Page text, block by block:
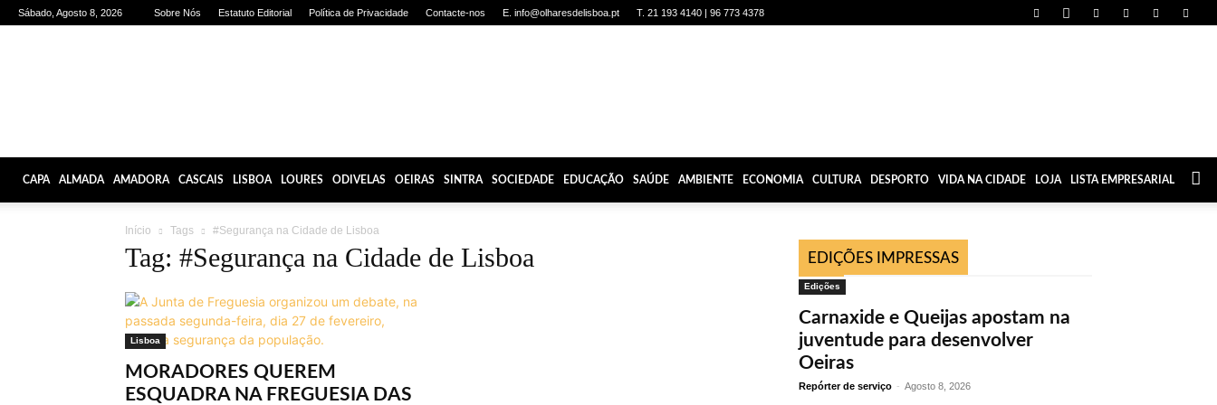
Sábado, Agosto 8, 2026 Sobre Nós Estatuto Editorial Política de Privacidade Contacte-nos E. info@olharesdelisboa.pt T. 21 193 4140 | 96 773 4378
CAPA ALMADA AMADORA CASCAIS LISBOA LOURES ODIVELAS OEIRAS SINTRA SOCIEDADE EDUCAÇÃO SAÚDE AMBIENTE ECONOMIA CULTURA DESPORTO VIDA NA CIDADE LOJA LISTA EMPRESARIAL
Início Tags #Segurança na Cidade de Lisboa
Tag: #Segurança na Cidade de Lisboa
Lisboa
MORADORES QUEREM
ESQUADRA NA FREGUESIA DAS
EDIÇÕES IMPRESSAS
Edições
Carnaxide e Queijas apostam na
juventude para desenvolver
Oeiras
Repórter de serviço - Agosto 8, 2026